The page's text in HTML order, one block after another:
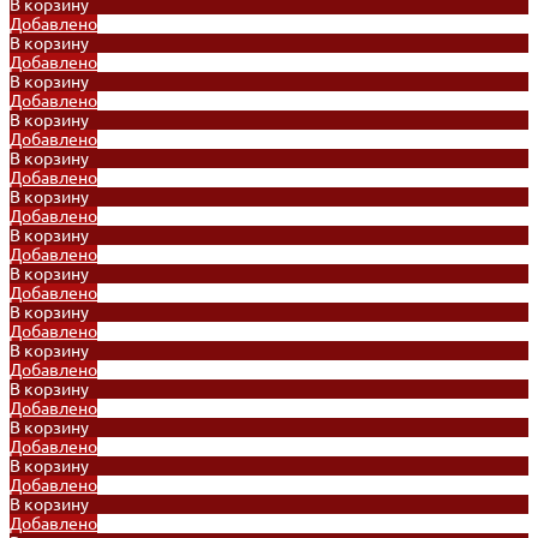
В корзину
Добавлено
В корзину
Добавлено
В корзину
Добавлено
В корзину
Добавлено
В корзину
Добавлено
В корзину
Добавлено
В корзину
Добавлено
В корзину
Добавлено
В корзину
Добавлено
В корзину
Добавлено
В корзину
Добавлено
В корзину
Добавлено
В корзину
Добавлено
В корзину
Добавлено